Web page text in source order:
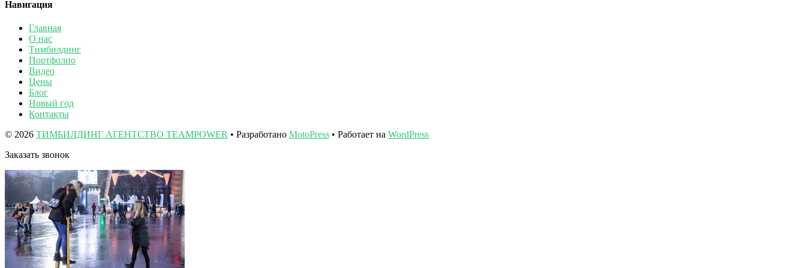
Навигация
Главная
О нас
Тимбилдинг
Портфолио
Видео
Цены
Блог
Новый год
Контакты
© 2026 ТИМБИЛДИНГ АГЕНТСТВО TEAMPOWER • Разработано MotoPress • Работает на WordPress
Заказать звонок